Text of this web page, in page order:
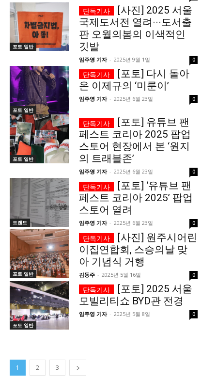
포토 일반
[사진] 2025 서울
국제도서전 열려···도서출
판 오월의봄의 이색적인
깃발
임주영 기자 - 2025년 9월 1일 0
포토 일반
[포토] 다시 돌아
온 이제규의 ‘미룬이’
임주영 기자 - 2025년 6월 23일 0
포토 일반
[포토] 유튜브 팬
페스트 코리아 2025 팝업
스토어 현장에서 본 ‘원지
의 트래블존’
임주영 기자 - 2025년 6월 23일 0
트렌드
[포토] ‘유튜브 팬
페스트 코리아 2025’ 팝업
스토어 열려
임주영 기자 - 2025년 6월 23일 0
포토 일반
[사진] 원주시어린
이집연합회, 스승의날 맞
아 기념식 거행
김동주 - 2025년 5월 16일 0
포토 일반
[포토] 2025 서울
모빌리티쇼 BYD관 전경
임주영 기자 - 2025년 5월 8일 0
1 2 3